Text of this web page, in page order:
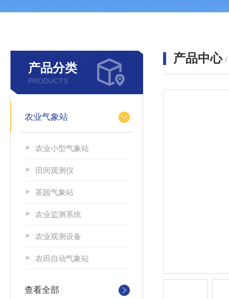
产品分类
PRODUCTS
农业气象站
农业小型气象站
田间观测仪
茶园气象站
农业监测系统
农业观测设备
农田自动气象站
查看全部
产品中心 /